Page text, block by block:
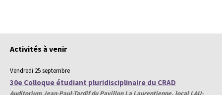
Activités à venir
Vendredi 25 septembre
30e Colloque étudiant pluridisciplinaire du CRAD
Auditorium Jean-Paul-Tardif du Pavillon La Laurentienne, local LAU-